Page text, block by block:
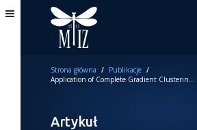
Strona główna / Publikacje /
Application of Complete Gradient Clustering Algorithm for analysis of wildlife spatial distribution
Artykuł